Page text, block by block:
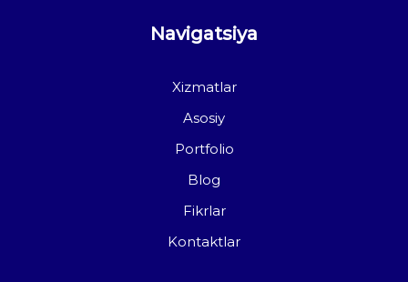
Navigatsiya
Xizmatlar
Asosiy
Portfolio
Blog
Fikrlar
Kontaktlar